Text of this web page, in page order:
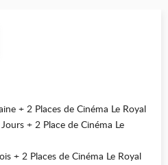
+ 2 Places de Cinéma Le Royal
+ 2 Place de Cinéma Le
+ 2 Places de Cinéma Le Royal